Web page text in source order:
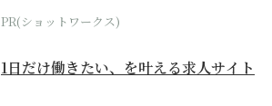
PR(ショットワークス)
1日だけ働きたい、を叶える求人サイト